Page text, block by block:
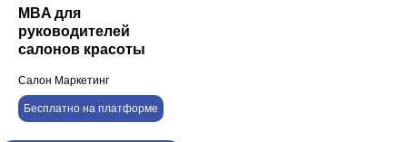
MBA для
руководителей
салонов красоты
Бесплатно на платформе
Салон Маркетинг